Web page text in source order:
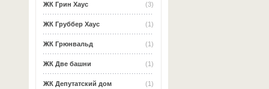
(3)
ЖК Грин Хаус
(1)
ЖК Груббер Хаус
(1)
ЖК Грюнвальд
(1)
ЖК Две башни
(1)
ЖК Депутатский дом